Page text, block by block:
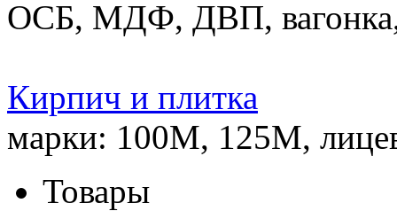
ОСБ, МДФ, ДВП,
Кирпич и плитка
марки: 100М, 125М,
Товары